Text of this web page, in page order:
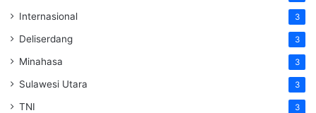
Internasional 3
Deliserdang 3
Minahasa 3
Sulawesi Utara 3
TNI 3